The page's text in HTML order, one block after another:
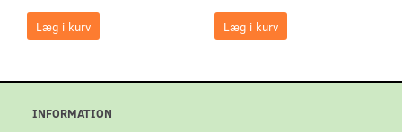
Læg i kurv Læg i kurv
INFORMATION